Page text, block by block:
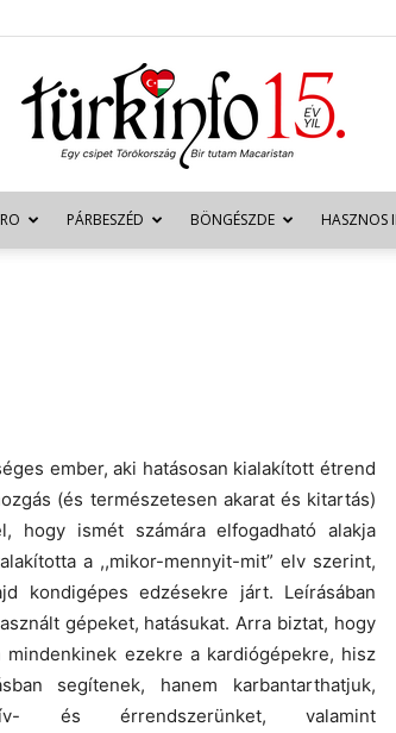
Türkinfo
PÁRBESZÉD BÖNGÉSZDE HASZNOS
ember, aki hatásosan kialakított étrend
(és természetesen akarat és kitartás)
hogy ismét számára elfogadható alakja
a ,,mikor-mennyit-mit” elv szerint,
kondigépes edzésekre járt. Leírásában
gépeket, hatásukat. Arra biztat, hogy
mindenkinek ezekre a kardiógépekre, hisz
segítenek, hanem karbantarthatjuk,
és érrendszerünket, valamint